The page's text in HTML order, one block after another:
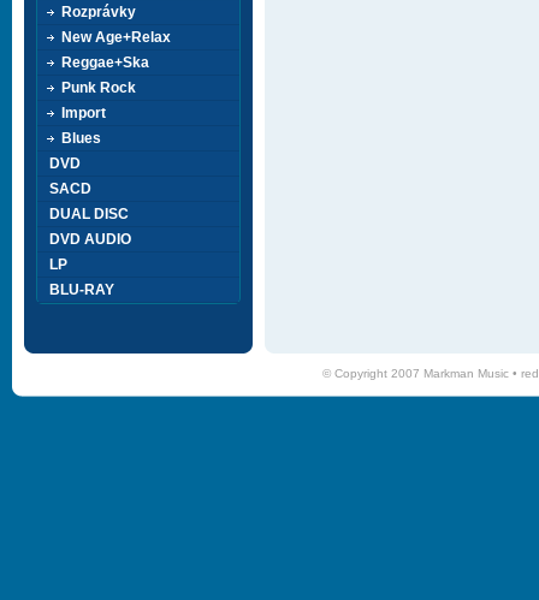
Rozprávky
New Age+Relax
Reggae+Ska
Punk Rock
Import
Blues
DVD
SACD
DUAL DISC
DVD AUDIO
LP
BLU-RAY
© Copyright 2007 Markman Music •